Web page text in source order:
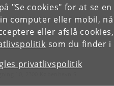
"Se cookies" for at se
computer eller mobil,
eller afslå
som du finder i
privatlivspolitik